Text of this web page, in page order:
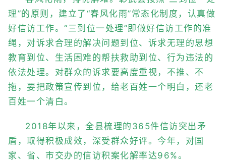
理”的原则，建立了“春风化雨”常态化制度，认真做
好信访工作。“三到位一处理”即做好信访工作的准
绳，对诉求合理的解决问题到位、诉求无理的思想
教育到位、生活困难的帮扶救助到位、行为违法的
依法处理。对群众的诉求要高度重视，不推、不
拖，要把政策宣传到位，给老百姓一个明白，还老
百姓一个清白。
2018年以来，全县梳理的365件信访突出矛
盾，取得积极成效，深受群众好评。今年，对国
家、省、市交办的信访积案化解率达96%。